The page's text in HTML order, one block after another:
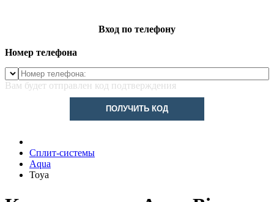
Вход по телефону
Номер телефона
Вам будет отправлен код подтверждения
ПОЛУЧИТЬ КОД
Сплит-системы
Aqua
Toya